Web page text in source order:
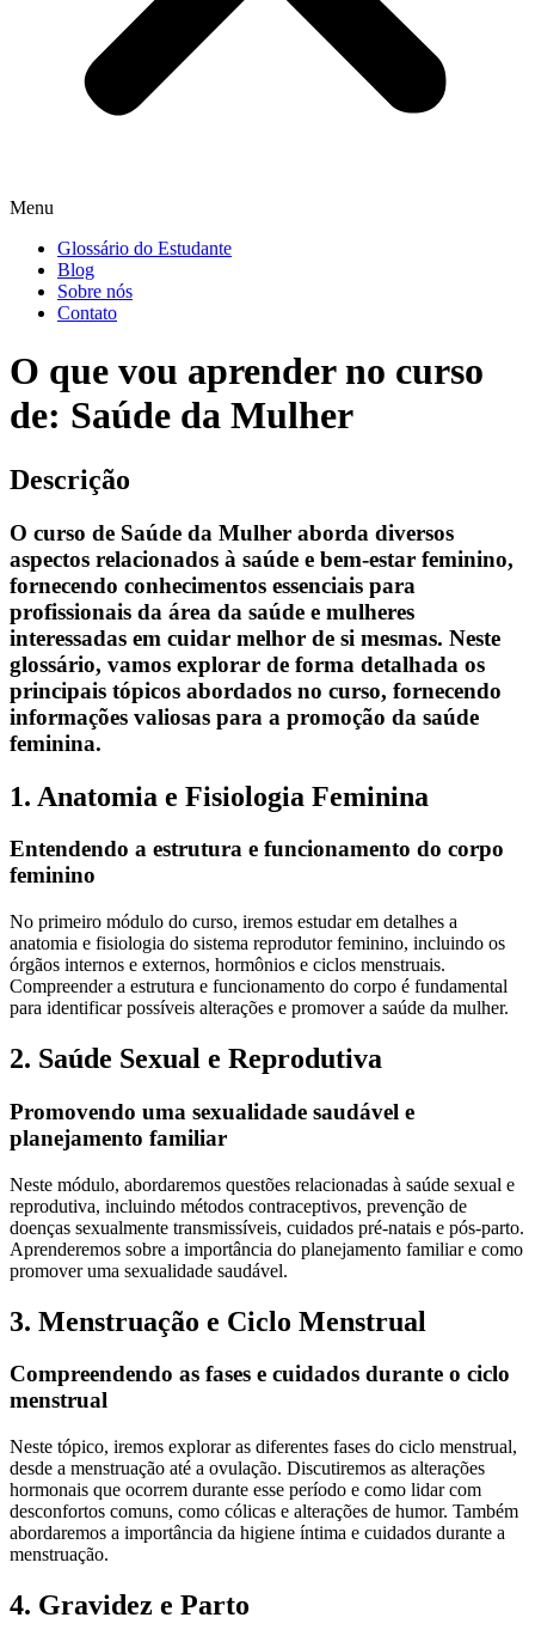
Menu
Glossário do Estudante
Blog
Sobre nós
Contato
O que vou aprender no curso
de: Saúde da Mulher
Descrição
O curso de Saúde da Mulher aborda diversos
aspectos relacionados à saúde e bem-estar feminino,
fornecendo conhecimentos essenciais para
profissionais da área da saúde e mulheres
interessadas em cuidar melhor de si mesmas. Neste
glossário, vamos explorar de forma detalhada os
principais tópicos abordados no curso, fornecendo
informações valiosas para a promoção da saúde
feminina.
1. Anatomia e Fisiologia Feminina
Entendendo a estrutura e funcionamento do corpo
feminino
No primeiro módulo do curso, iremos estudar em detalhes a
anatomia e fisiologia do sistema reprodutor feminino, incluindo os
órgãos internos e externos, hormônios e ciclos menstruais.
Compreender a estrutura e funcionamento do corpo é fundamental
para identificar possíveis alterações e promover a saúde da mulher.
2. Saúde Sexual e Reprodutiva
Promovendo uma sexualidade saudável e
planejamento familiar
Neste módulo, abordaremos questões relacionadas à saúde sexual e
reprodutiva, incluindo métodos contraceptivos, prevenção de
doenças sexualmente transmissíveis, cuidados pré-natais e pós-parto.
Aprenderemos sobre a importância do planejamento familiar e como
promover uma sexualidade saudável.
3. Menstruação e Ciclo Menstrual
Compreendendo as fases e cuidados durante o ciclo
menstrual
Neste tópico, iremos explorar as diferentes fases do ciclo menstrual,
desde a menstruação até a ovulação. Discutiremos as alterações
hormonais que ocorrem durante esse período e como lidar com
desconfortos comuns, como cólicas e alterações de humor. Também
abordaremos a importância da higiene íntima e cuidados durante a
menstruação.
4. Gravidez e Parto